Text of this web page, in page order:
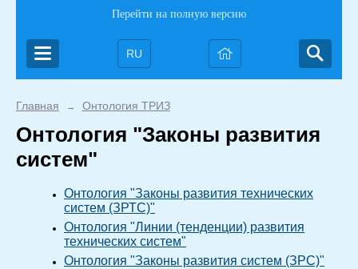
Перейти на полную версию
RU
Главная → Онтология ТРИЗ
Онтология "Законы развития
систем"
Онтология "Законы развития технических
систем (ЗРТС)"
Онтология "Линии (тенденции) развития
технических систем"
Онтология "Законы развития систем (ЗРС)"